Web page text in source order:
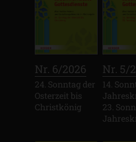
Nr. 6/2026
24. Sonntag der
Osterzeit bis
Christkönig
Nr. 5/
14.
23.